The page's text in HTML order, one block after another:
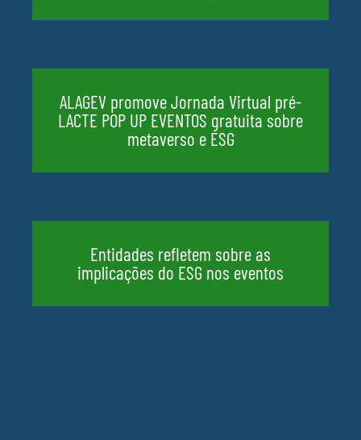
ALAGEV promove Jornada Virtual pré-
LACTE POP UP EVENTOS gratuita sobre
metaverso e ESG
Entidades refletem sobre as
implicações do ESG nos eventos